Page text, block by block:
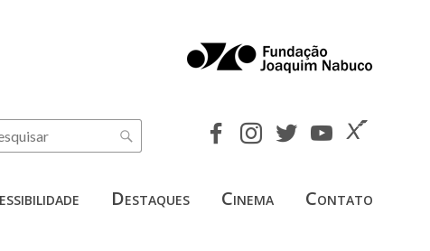
Destaques Cinema Contato